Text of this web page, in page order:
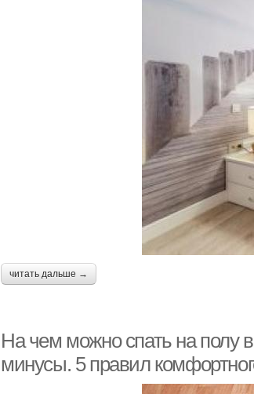
читать дальше →
На чем можно спать на полу
минусы. 5 правил